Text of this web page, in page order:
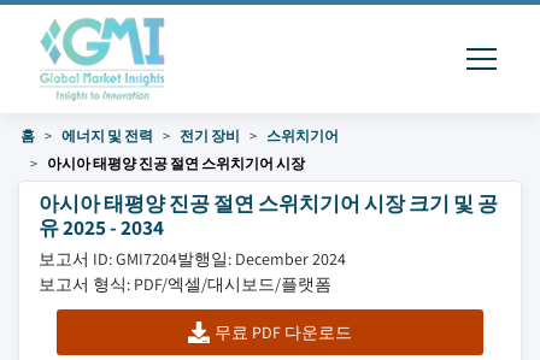
홈 에너지 및 전력 전기 장비
스위치기어
아시아 태평양 진공 절연 스위치기어 시장
아시아 태평양 진공 절연 스위치기어 시장 크기 및 공
유 2025 - 2034
보고서 ID: GMI7204발행일: December 2024
보고서 형식: PDF/엑셀/대시보드/플랫폼
무료 PDF 다운로드